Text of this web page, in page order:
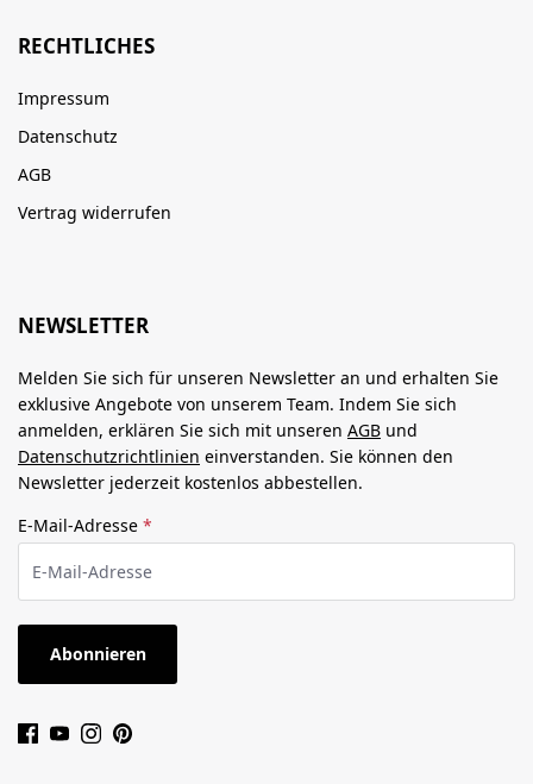
RECHTLICHES
Impressum
Datenschutz
AGB
Vertrag widerrufen
NEWSLETTER
Melden Sie sich für unseren Newsletter an und erhalten Sie
exklusive Angebote von unserem Team. Indem Sie sich
anmelden, erklären Sie sich mit unseren AGB und
Datenschutzrichtlinien einverstanden. Sie können den
Newsletter jederzeit kostenlos abbestellen.
E-Mail-Adresse *
Abonnieren